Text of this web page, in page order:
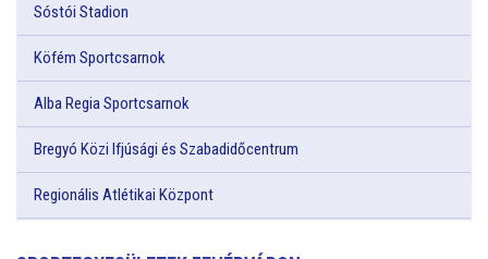
Sóstói Stadion
Köfém Sportcsarnok
Alba Regia Sportcsarnok
Bregyó Közi Ifjúsági és Szabadidőcentrum
Regionális Atlétikai Központ